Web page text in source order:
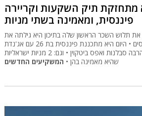
26 היא מתחזקת תיק השקעות וקריירה
פיננסית, ומאמינה בשתי מניות
תלוש השכר הראשון שלה בתיכון היא גילתה את
התשוקה שלה לעולם הפיננסים • היום היא מתכננת פיננסית בת 26 עם אג'נדת
השקעות סדורה, שכוללת הרבה סבלנות ואפס ביטקוין • וגם: 2 מניות ישראליות
שהיא מאמינה בהן • המשקיעים החדשים